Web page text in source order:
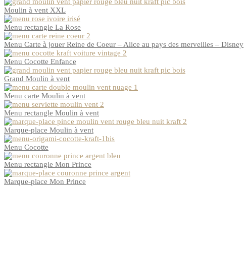
Moulin à vent XXL
Menu rectangle La Rose
Menu Carte à jouer Reine de Coeur – Alice au pays des merveilles – Disney
Menu Cocotte Enfance
Grand Moulin à vent
Menu carte Moulin à vent
Menu rectangle Moulin à vent
Marque-place Moulin à vent
Menu Cocotte
Menu rectangle Mon Prince
Marque-place Mon Prince